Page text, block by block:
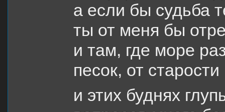
а если бы судьба
ты от меня бы
и там, где море
песок, от
и этих буднях